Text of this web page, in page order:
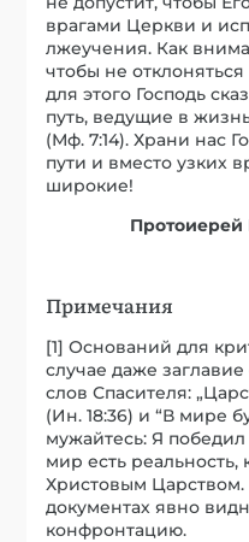
врагами Церкви и
лжеучения. Как
чтобы не
для этого Господь
путь, ведущие в
(Мф. 7:14). Храни нас
пути и вместо узких
широкие!
Протоиерей
Примечания
[1] Оснований для
случае даже
слов Спасителя:
(Ин. 18:36) и “В мире
мужайтесь: Я
мир есть
Христовым
документах явно
конфронтацию.